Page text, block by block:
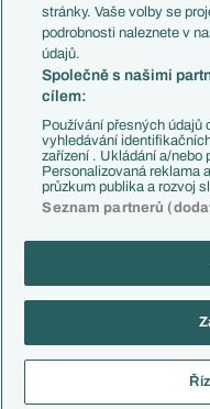
Kluby
Arsenal FC
Chelsea FC
Manchester United
AC Milán
Juventus FC
Bayern Mnichov
FC Barcelona
Real Madrid
Copyright © 2001-2026
stránky. Vaše volby se
podrobnosti naleznete v
údajů.
Společně s našimi
cílem:
Používání přesných údajů
vyhledávání
zařízení . Ukládání a/nebo
Personalizovaná reklama
průzkum publika a rozvoj
Seznam partnerů